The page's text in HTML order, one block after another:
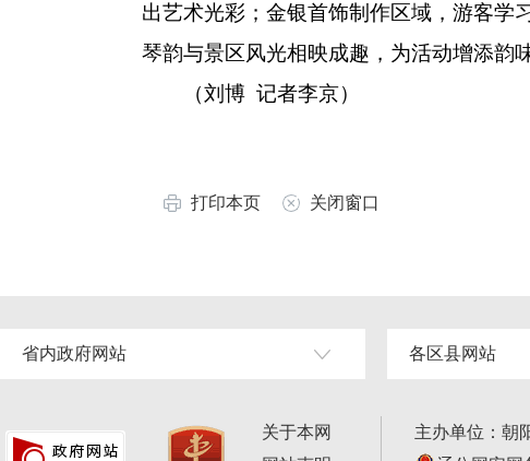
出艺术光彩；金银首饰制作区域，游客学
琴韵与景区风光相映成趣，为活动增添韵味
（刘博 记者李京）
打印本页 关闭窗口
省内政府网站 各区县网站
关于本网
主办单位：朝